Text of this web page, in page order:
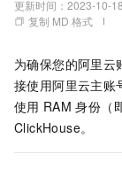
更新时间： 2023-10-
复制 MD 格式
为确保您的阿里云
接使用阿里云主账
使用 RAM 身份（
ClickHouse。